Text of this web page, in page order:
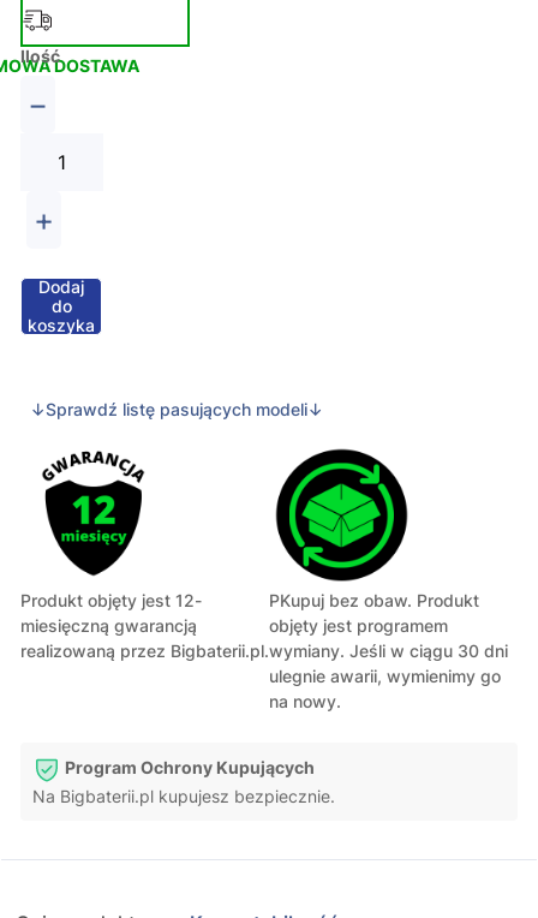
DOSTAWA
Ilość
−
+
Dodaj
do
koszyka
↓Sprawdź listę pasujących modeli↓
Produkt objęty jest 12-
miesięczną gwarancją
realizowaną przez Bigbaterii.pl.
PKupuj bez obaw. Produkt
objęty jest programem
wymiany. Jeśli w ciągu 30 dni
ulegnie awarii, wymienimy go
na nowy.
Program Ochrony Kupujących
Na Bigbaterii.pl kupujesz bezpiecznie.